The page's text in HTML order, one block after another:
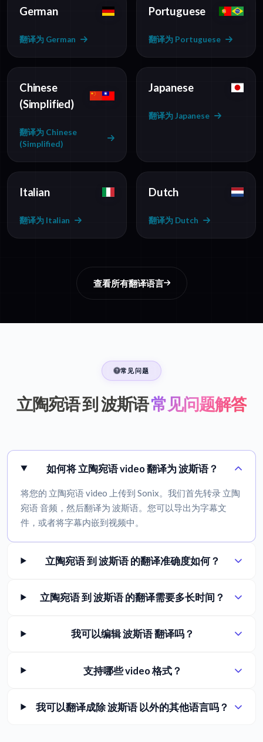
German
翻译为 German
Portuguese
翻译为 Portuguese
Chinese
(Simplified)
翻译为 Chinese
(Simplified)
Japanese
翻译为 Japanese
Italian
翻译为 Italian
Dutch
翻译为 Dutch
查看所有翻译语言
常见问题
立陶宛语 到 波斯语常见问题解答
如何将 立陶宛语 video 翻译为 波斯语？
将您的 立陶宛语 video 上传到 Sonix。我们首先转录 立陶
宛语 音频，然后翻译为 波斯语。您可以导出为字幕文
件，或者将字幕内嵌到视频中。
立陶宛语 到 波斯语 的翻译准确度如何？
立陶宛语 到 波斯语 的翻译需要多长时间？
我可以编辑 波斯语 翻译吗？
支持哪些 video 格式？
我可以翻译成除 波斯语 以外的其他语言吗？